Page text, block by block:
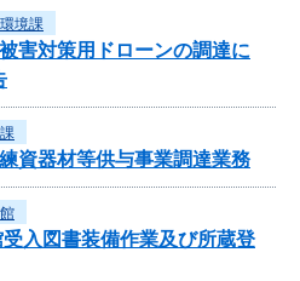
境課
害対策用ドローンの調達に
資器材等供与事業調達業務
入図書装備作業及び所蔵登